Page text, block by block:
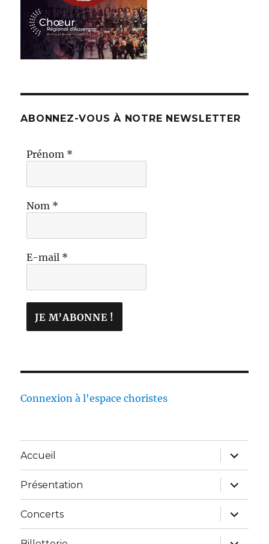
ABONNEZ-VOUS À NOTRE NEWSLETTER
Prénom *
Nom *
E-mail *
Connexion à l'espace choristes
Accueil
Présentation
Concerts